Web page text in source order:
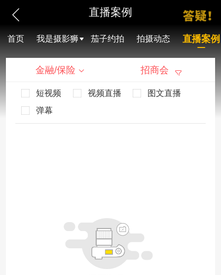
直播案例
首页 我是摄影狮 茄子约拍 拍摄动态 直播案例
金融/保险 招商会
短视频 视频直播
图文直播
弹幕